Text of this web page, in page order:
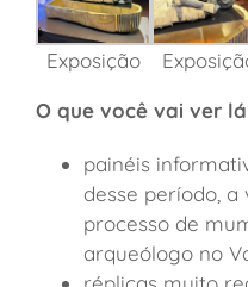
Exposição
O que você vai ver
painéis
desse período, a
processo de
arqueólogo no